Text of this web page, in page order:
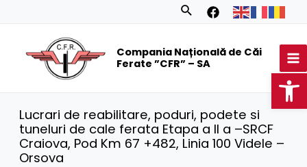
Search
Compania Națională de Căi
Ferate ”CFR” – SA
Lucrari de reabilitare, poduri, podete si
tuneluri de cale ferata Etapa a II a –SRCF
Craiova, Pod Km 67 +482, Linia 100 Videle –
Orsova